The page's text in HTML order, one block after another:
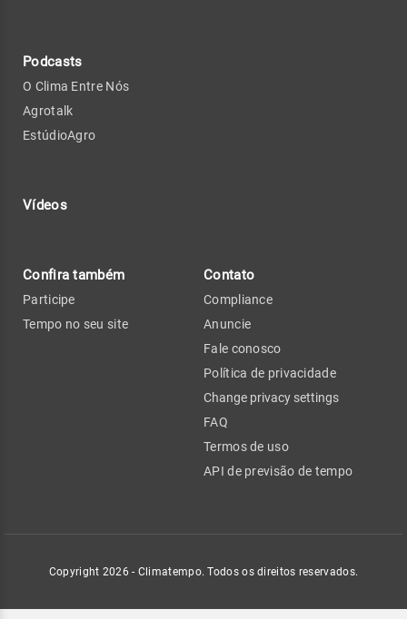
Podcasts
O Clima Entre Nós
Agrotalk
EstúdioAgro
Vídeos
Confira também
Participe
Tempo no seu site
Contato
Compliance
Anuncie
Fale conosco
Política de privacidade
Change privacy settings
FAQ
Termos de uso
API de previsão de tempo
Copyright 2026 - Climatempo. Todos os direitos reservados.